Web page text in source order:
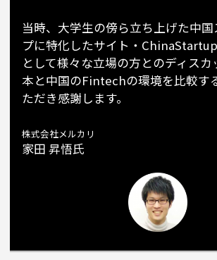
当時、大学生の傍ら立ち上げた中国
プに特化したサイト・
として様々な立場の方とのディスカ
本と中国のFintechの環境を比較す
ただき感謝します。
株式会社メルカリ
家田 昇悟氏